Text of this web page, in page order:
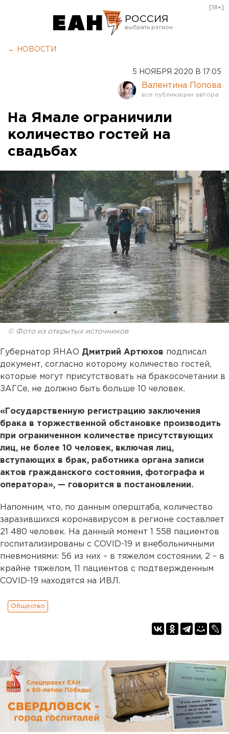
РОССИЯ
Курган
Оренбург
[18+]
← НОВОСТИ
5 НОЯБРЯ 2020 В 17:05
Валентина Попова
На Ямале ограничили
количество гостей на
свадьбах
© Фото из открытых источников
Губернатор ЯНАО Дмитрий Артюхов подписал
документ, согласно которому количество гостей,
которые могут присутствовать на бракосочетании в
ЗАГСе, не должно быть больше 10 человек.
«Государственную регистрацию заключения
брака в торжественной обстановке производить
при ограниченном количестве присутствующих
лиц, не более 10 человек, включая лиц,
вступающих в брак, работника органа записи
актов гражданского состояния, фотографа и
оператора», — говорится в постановлении.
Напомним, что, по данным оперштаба, количество
заразившихся коронавирусом в регионе составляет
21 480 человек. На данный момент 1 558 пациентов
госпитализированы с COVID-19 и внебольничными
пневмониями: 56 из них – в тяжелом состоянии, 2 – в
крайне тяжелом, 11 пациентов с подтвержденным
COVID-19 находятся на ИВЛ.
Общество